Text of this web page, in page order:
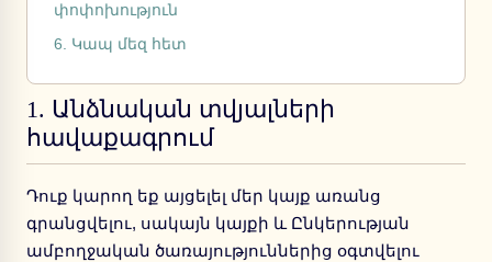
փոփոխություն
6. Կապ մեզ հետ
1. Անձնական տվյալների
հավաքագրում
Դուք կարող եք այցելել մեր կայք առանց
գրանցվելու, սակայն կայքի և Ընկերության
ամբողջական ծառայություններից օգտվելու